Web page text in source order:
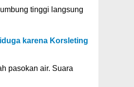
tinggi langsung
karena Korsleting
pasokan air. Suara